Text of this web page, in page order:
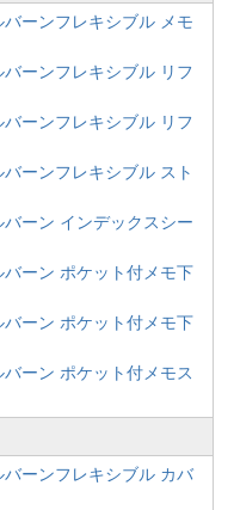
ーンフレキシブル メモ
ーンフレキシブル リフ
ーンフレキシブル リフ
ーンフレキシブル スト
ーン インデックスシー
ーン ポケット付メモ下
ーン ポケット付メモ下
ーン ポケット付メモス
ーンフレキシブル カバ